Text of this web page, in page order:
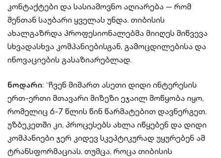
კონტაქტები და სასიამოვნო აღიარება — რომ
შენთან საუბარი ყველას უნდა. თიბისის
ახალგაზრდა პროფესიონალებმა მიიღეს მიწვევა
სხვადასხვა კომპანიებისგან, გამოცდილებისა და
ინოვაციების გასაზიარებლად.
ნოდარი: “ჩვენ მიმართ ასეთი დიდი ინტერესის
ერთ-ერთი მთავარი მიზეზი ეჯაილ მოწყობა იყო,
რომელიც 6-7 წლის წინ წარმატებით დავნერგეთ.
უზბეკეთში კი, პროცესებს ახლა იწყებენ და დიდი
კომპანიები ჯერ კიდევ სკეპტიკურად უყურებენ ამ
ტრანსფორმაციას. თუმცა, როცა თიბისის